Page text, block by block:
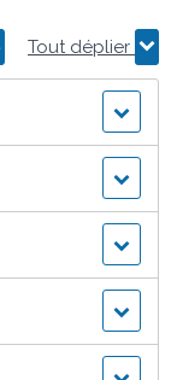
Tout déplier